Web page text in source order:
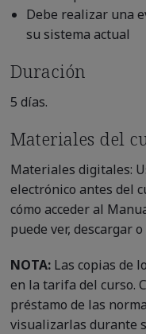
Debe realizar una
su sistema actual
Duración
5 días.
Materiales del
Materiales digitales:
electrónico antes del
cómo acceder al
puede ver, descargar
NOTA:Las copias de
en la tarifa del curso.
préstamo de las
visualizarlas durante